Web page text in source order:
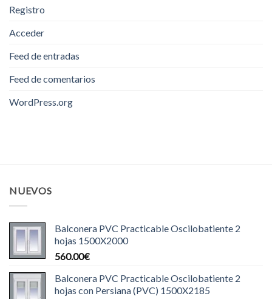
Registro
Acceder
Feed de entradas
Feed de comentarios
WordPress.org
NUEVOS
Balconera PVC Practicable Oscilobatiente 2
hojas 1500X2000
560.00€
Balconera PVC Practicable Oscilobatiente 2
hojas con Persiana (PVC) 1500X2185